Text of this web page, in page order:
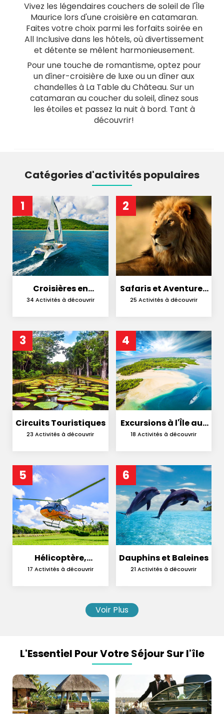
Vivez les légendaires couchers de soleil de l'Île
Maurice lors d'une croisière en catamaran.
Faites votre choix parmi les forfaits soirée en
All Inclusive dans les hôtels, où divertissement
et détente se mêlent harmonieusement.
Pour une touche de romantisme, optez pour
un dîner-croisière de luxe ou un dîner aux
chandelles à La Table du Château. Sur un
catamaran au coucher du soleil, dînez sous
les étoiles et passez la nuit à bord. Tant à
découvrir!
Catégories d'activités populaires
1
Croisières en
Catamaran
34 Activités à découvrir
2
Safaris et Aventures
en Nature
25 Activités à découvrir
3
Circuits Touristiques
23 Activités à découvrir
4
Excursions à l'Île aux
Cerfs
18 Activités à découvrir
5
Hélicoptère,
Hydravion et
17 Activités à découvrir
6
Dauphins et Baleines
21 Activités à découvrir
Voir Plus
L'Essentiel Pour Votre Séjour Sur l'île